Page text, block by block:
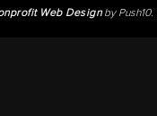
Web Designby Push10.